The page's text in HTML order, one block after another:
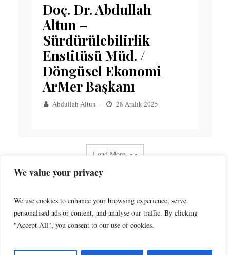
We value your privacy
We use cookies to enhance your browsing experience, serve
personalised ads or content, and analyse our traffic. By clicking
"Accept All", you consent to our use of cookies.
Doç. Dr. Abdullah
Altun –
Sürdürülebilirlik
Enstitüsü Müd. /
Döngüsel Ekonomi
ArMer Başkanı
Abdullah Altun – 28 Aralık 2025
Load More